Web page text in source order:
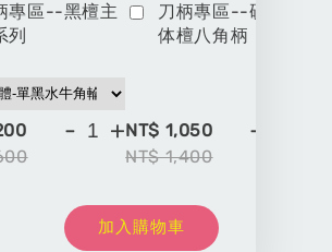
專區--黑檀主
列
- +
刀柄專區--硬木一
体檀八角柄
NT$ 1,050
NT$ 1,400
-
加入購物車